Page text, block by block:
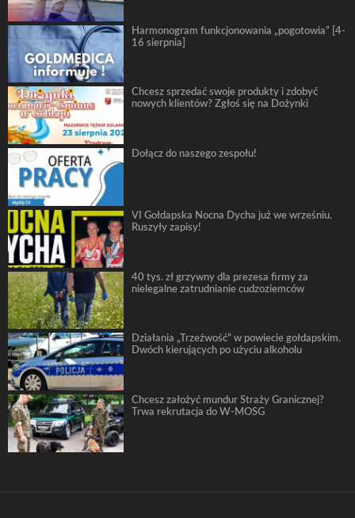
Harmonogram funkcjonowania „pogotowia” [4-
16 sierpnia]
Chcesz sprzedać swoje produkty i zdobyć
nowych klientów? Zgłoś się na Dożynki
Dołącz do naszego zespołu!
VI Gołdapska Nocna Dycha już we wrześniu.
Ruszyły zapisy!
40 tys. zł grzywny dla prezesa firmy za
nielegalne zatrudnianie cudzoziemców
Działania „Trzeźwość” w powiecie gołdapskim.
Dwóch kierujących po użyciu alkoholu
Chcesz założyć mundur Straży Granicznej?
Trwa rekrutacja do W-MOSG